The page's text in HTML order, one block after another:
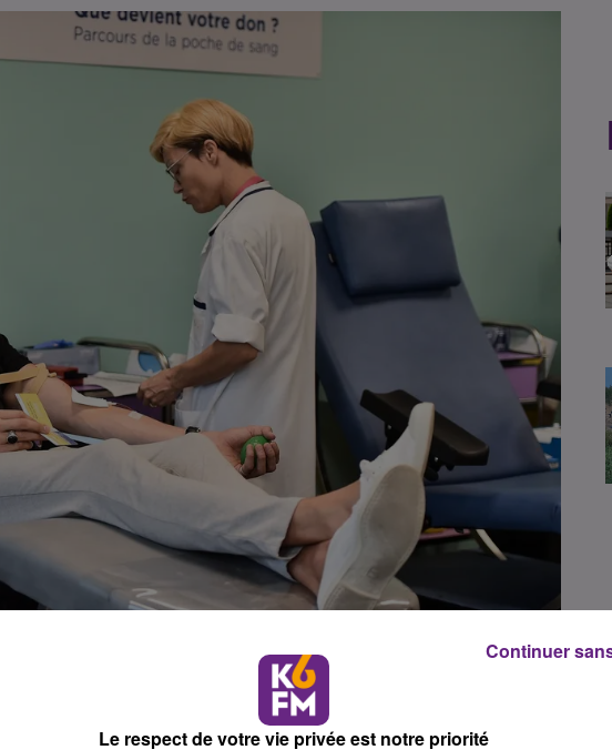
précédent, qui nous a démontré une fois de plus l'esprit de
pour le don de sang. Avec les fêtes et deux jours fériés sans
Le respect de votre vie privée est notre priorité
Continuer